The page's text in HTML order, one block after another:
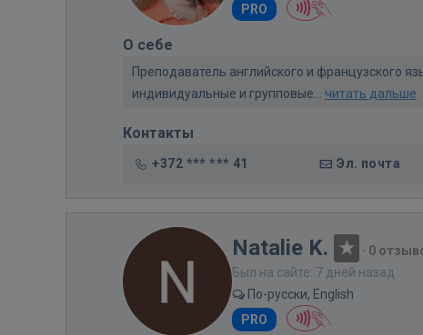
PRO
О себе
Преподаватель английского и французского
индивидуальные и групповые... читать дальше
Контакты
+372 *** *** 41 Эл. почта
Natalie K. · 0
Был на сайте: 7 дней назад
По-русски, English
PRO